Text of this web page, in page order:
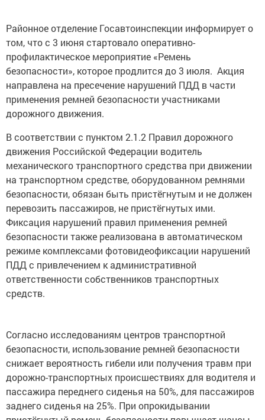
Районное отделение Госавтоинспекции информирует о
том, что с 3 июня стартовало оперативно-
профилактическое мероприятие «Ремень
безопасности», которое продлится до 3 июля. Акция
направлена на пресечение нарушений ПДД в части
применения ремней безопасности участниками
дорожного движения.
В соответствии с пунктом 2.1.2 Правил дорожного
движения Российской Федерации водитель
механического транспортного средства при движении
на транспортном средстве, оборудованном ремнями
безопасности, обязан быть пристёгнутым и не должен
перевозить пассажиров, не пристёгнутых ими.
Фиксация нарушений правил применения ремней
безопасности также реализована в автоматическом
режиме комплексами фотовидеофиксации нарушений
ПДД с привлечением к административной
ответственности собственников транспортных
средств.
Согласно исследованиям центров транспортной
безопасности, использование ремней безопасности
снижает вероятность гибели или получения травм при
дорожно-транспортных происшествиях для водителя и
пассажира переднего сиденья на 50%, для пассажиров
заднего сиденья на 25%. При опрокидывании